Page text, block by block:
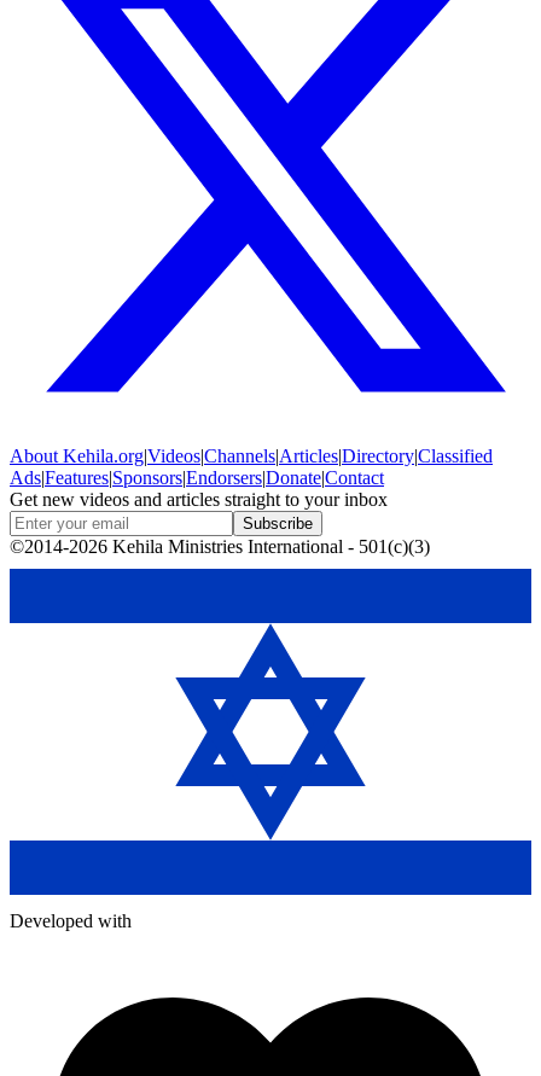
About Kehila.org|Videos|Channels|Articles|Directory|Classified
Ads|Features|Sponsors|Endorsers|Donate|Contact
Get new videos and articles straight to your inbox
Subscribe
©2014-2026 Kehila Ministries International - 501(c)(3)
Developed with